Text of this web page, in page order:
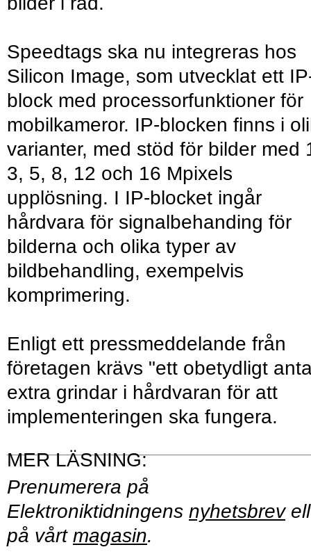
Speedtags ska nu integreras hos
Silicon Image, som utvecklat ett
block med processorfunktioner för
mobilkameror. IP-blocken finns i
varianter, med stöd för bilder med
3, 5, 8, 12 och 16 Mpixels
upplösning. I IP-blocket ingår
hårdvara för signalbehanding för
bilderna och olika typer av
bildbehandling, exempelvis
komprimering.
Enligt ett pressmeddelande från
företagen krävs "ett obetydligt
extra grindar i hårdvaran för att
implementeringen ska fungera.
Prenumerera på
Elektroniktidningens nyhetsbrev
på vårt magasin.